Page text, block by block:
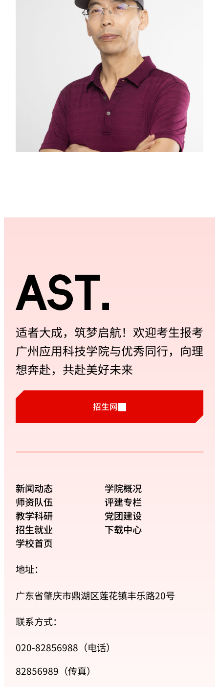
适者大成，筑梦启航！欢迎考生报考
广州应用科技学院与优秀同行，向理
想奔赴，共赴美好未来
招生网
地址：
广东省肇庆市鼎湖区莲花镇丰乐路20号
联系方式：
020-82856988（电话）
82856989（传真）
新闻动态
学院概况
师资队伍
评建专栏
教学科研
党团建设
招生就业
下载中心
学校首页